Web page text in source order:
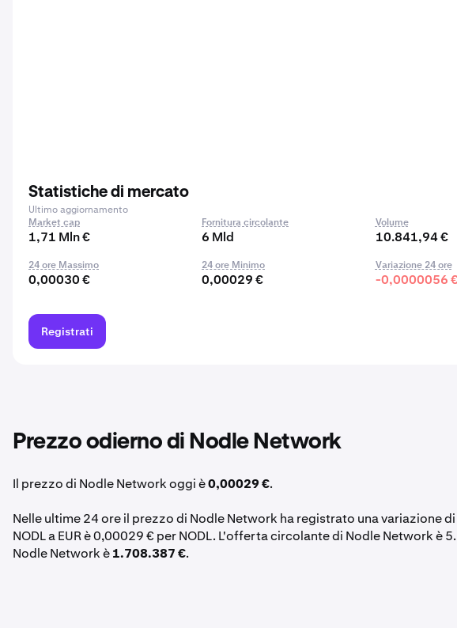
Statistiche di mercato
Ultimo aggiornamento
Market cap
1,71 Mln €
Fornitura circolante
6 Mld
Volume
10.841,94 €
24 ore Massimo
0,00030 €
24 ore Minimo
0,00029 €
Variazione 24 ore
-0,0000056
Registrati
Prezzo odierno di Nodle Network
Il prezzo di Nodle Network oggi è0,00029 €.
Nelle ultime 24 ore il prezzo di Nodle Network ha registrato una variazione di
NODL a EUR è 0,00029 € per NODL. L'offerta circolante di Nodle Network è
Nodle Network è1.708.387 €.